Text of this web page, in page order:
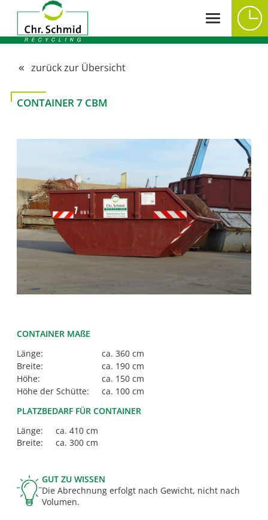
zurück zur Übersicht
CONTAINER 7 CBM
CONTAINER MAßE
Länge:
ca. 360 cm
Breite:
ca. 190 cm
Höhe:
ca. 150 cm
Höhe der Schütte:
ca. 100 cm
PLATZBEDARF FÜR CONTAINER
Länge:
ca. 410 cm
Breite:
ca. 300 cm
GUT ZU WISSEN
Die Abrechnung erfolgt nach Gewicht, nicht nach
Volumen.